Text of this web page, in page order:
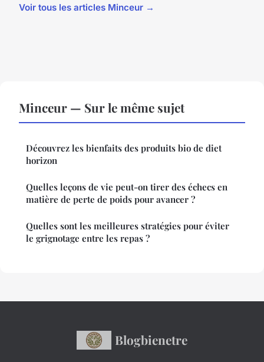
Voir tous les articles Minceur →
Minceur — Sur le même sujet
Découvrez les bienfaits des produits bio de diet
horizon
Quelles leçons de vie peut-on tirer des échecs en
matière de perte de poids pour avancer ?
Quelles sont les meilleures stratégies pour éviter
le grignotage entre les repas ?
Blogbienetre